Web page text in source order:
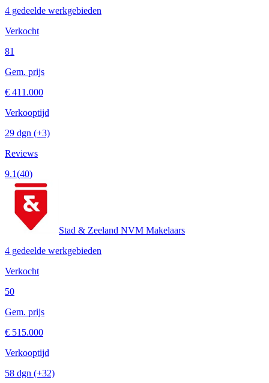
4 gedeelde werkgebieden
Verkocht
81
Gem. prijs
€ 411.000
Verkooptijd
29 dgn (+3)
Reviews
9.1(40)
Stad & Zeeland NVM Makelaars
4 gedeelde werkgebieden
Verkocht
50
Gem. prijs
€ 515.000
Verkooptijd
58 dgn (+32)